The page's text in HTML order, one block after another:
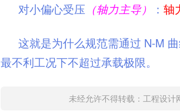
对小偏心受压 （轴力主导） ： 轴
这就是为什么规范需通过 N-M
最不利工况下不超过承载极限。
未经允许不得转载： 工程设计